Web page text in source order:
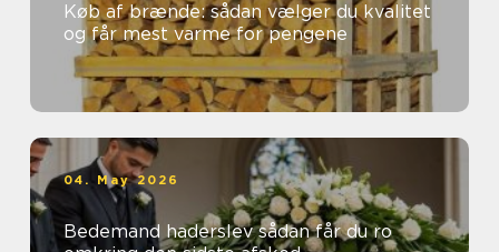
Køb af brænde: sådan vælger du kvalitet
og får mest varme for pengene
04. May 2026
Bedemand haderslev sådan får du ro